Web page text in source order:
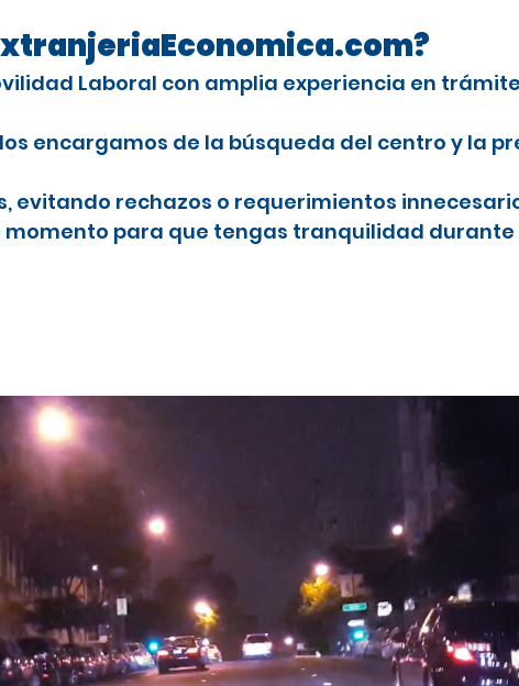
Laboral con amplia experiencia en
encargamos de la búsqueda del centro y la
evitando rechazos o requerimientos
momento para que tengas tranquilidad durante